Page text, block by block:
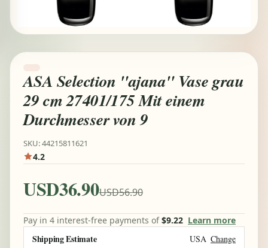
ASA Selection "ajana" Vase grau
29 cm 27401/175 Mit einem
Durchmesser von 9
SKU: 44215811621
4.2
USD36.90USD56.90
Pay in 4 interest-free payments of$9.22 Learn more
Shipping Estimate USA Change